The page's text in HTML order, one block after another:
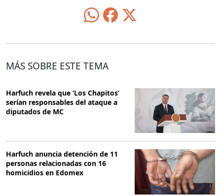
MÁS SOBRE ESTE TEMA
Harfuch revela que ‘Los Chapitos’
serían responsables del ataque a
diputados de MC
Harfuch anuncia detención de 11
personas relacionadas con 16
homicidios en Edomex